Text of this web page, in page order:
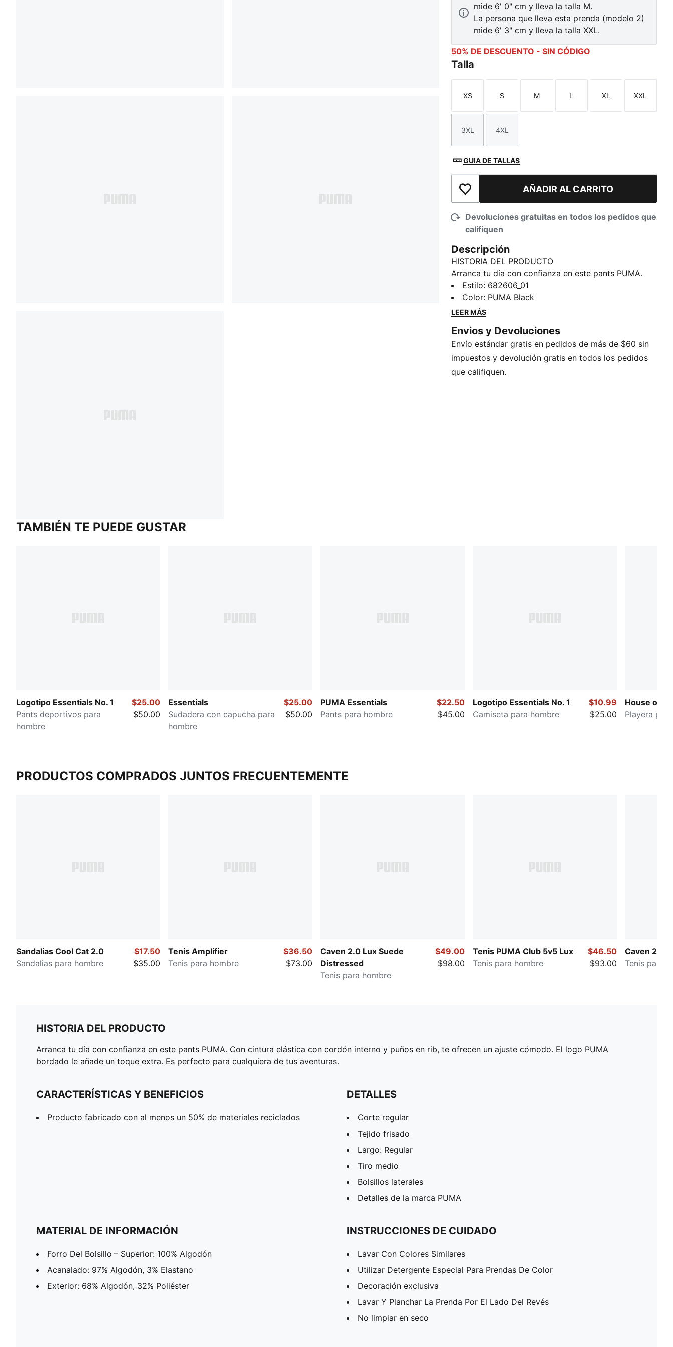
mide 6' 0" cm y lleva la talla M.
La persona que lleva esta prenda (modelo 2)
mide 6' 3" cm y lleva la talla XXL.
50% DE DESCUENTO - SIN CÓDIGO
Talla
Talla
XS
Talla
S
Talla
M
Talla
L
Talla
XL
Talla
XXL
Talla
3XL
Talla
4XL
GUIA DE TALLAS
Añadir a la lista de deseosAÑADIR AL CARRITO
Devoluciones gratuitas en todos los pedidos que
califiquen
Descripción
HISTORIA DEL PRODUCTO
Arranca tu día con confianza en este pants PUMA.
Con cintura elástica con cordón interno y puños en
rib, te ofrecen un ajuste cómodo. El logo PUMA
bordado le añade un toque extra. Es perfecto para
CARACTERÍSTICAS Y BENEFICIOS
Producto fabricado con al menos un 50% de
materiales reciclados
DETALLES
Estilo: 682606_01
Color: PUMA Black
LEER MÁS
Envios y Devoluciones
Envío estándar gratis en pedidos de más de $60 sin
impuestos y devolución gratis en todos los pedidos
que califiquen.
TAMBIÉN TE PUEDE GUSTAR
Logotipo Essentials No. 1
Pants deportivos para
hombre
$25.00
$50.00
Essentials
Sudadera con capucha para
hombre
$25.00
$50.00
PUMA Essentials
Pants para hombre
$22.50
$45.00
Logotipo Essentials No. 1
Camiseta para hombre
$10.99
$25.00
House of
Playera
PRODUCTOS COMPRADOS JUNTOS FRECUENTEMENTE
Sandalias Cool Cat 2.0
Sandalias para hombre
$17.50
$35.00
Tenis Amplifier
Tenis para hombre
$36.50
$73.00
Caven 2.0 Lux Suede
Distressed
Tenis para hombre
$49.00
$98.00
Tenis PUMA Club 5v5 Lux
Tenis para hombre
$46.50
$93.00
Caven 2.0
Tenis para
HISTORIA DEL PRODUCTO
Arranca tu día con confianza en este pants PUMA. Con cintura elástica con cordón interno y puños en rib, te ofrecen un ajuste cómodo. El logo PUMA
bordado le añade un toque extra. Es perfecto para cualquiera de tus aventuras.
CARACTERÍSTICAS Y BENEFICIOS
Producto fabricado con al menos un 50% de materiales reciclados
DETALLES
Corte regular
Tejido frisado
Largo: Regular
Tiro medio
Bolsillos laterales
Detalles de la marca PUMA
MATERIAL DE INFORMACIÓN
Forro Del Bolsillo – Superior: 100% Algodón
Acanalado: 97% Algodón, 3% Elastano
Exterior: 68% Algodón, 32% Poliéster
INSTRUCCIONES DE CUIDADO
Lavar Con Colores Similares
Utilizar Detergente Especial Para Prendas De Color
Decoración exclusiva
Lavar Y Planchar La Prenda Por El Lado Del Revés
No limpiar en seco